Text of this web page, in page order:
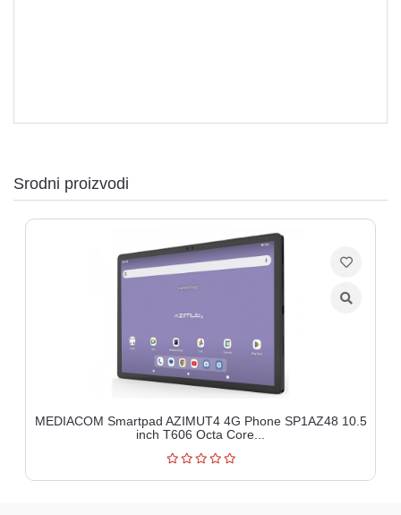
Srodni proizvodi
MEDIACOM Smartpad AZIMUT4 4G Phone SP1AZ48 10.5
inch T606 Octa Core...